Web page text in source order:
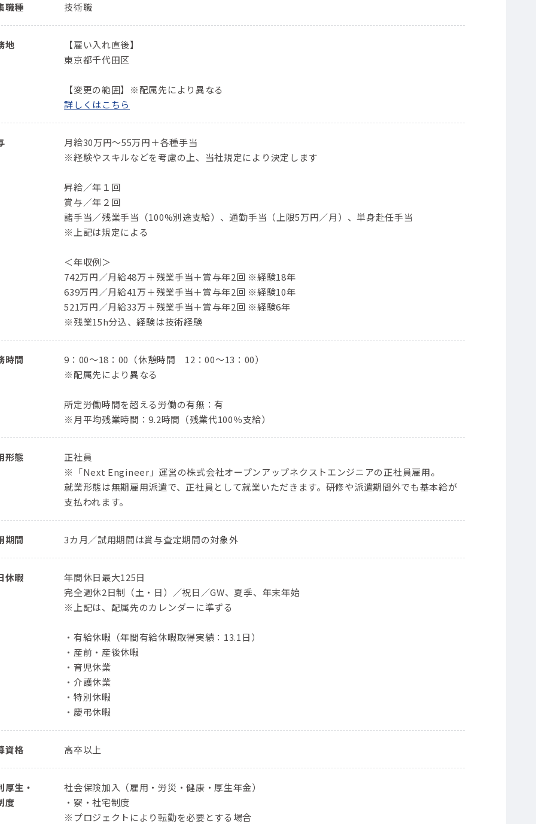
職種 技術職
地
【雇い入れ直後】
東京都千代田区
【変更の範囲】※配属先により異なる
詳しくはこちら
月給30万円～55万円＋各種手当
※経験やスキルなどを考慮の上、当社規定により決定します
昇給／年１回
賞与／年２回
諸手当／残業手当（100%別途支給）、通勤手当（上限5万円／月）、単身赴任手当
※上記は規定による
＜年収例＞
742万円／⽉給48万＋残業⼿当＋賞与年2回 ※経験18年
639万円／⽉給41万＋残業⼿当＋賞与年2回 ※経験10年
521万円／⽉給33万＋残業⼿当＋賞与年2回 ※経験6年
※残業15h分込、経験は技術経験
時間
9：00〜18：00（休憩時間 12：00〜13：00）
※配属先により異なる
所定労働時間を超える労働の有無：有
※月平均残業時間：9.2時間（残業代100％支給）
形態
正社員
※「Next Engineer」運営の株式会社オープンアップネクストエンジニアの正社員雇用。
就業形態は無期雇用派遣で、正社員として就業いただきます。研修や派遣期間外でも基本給が
支払われます。
期間 3カ月／試用期間は賞与査定期間の対象外
休暇
年間休日最大125日
完全週休2日制（土・日）／祝日／GW、夏季、年末年始
※上記は、配属先のカレンダーに準ずる
・有給休暇（年間有給休暇取得実績：13.1日）
・産前・産後休暇
・育児休業
・介護休業
・特別休暇
・慶弔休暇
資格 高卒以上
厚生・
度
社会保険加入（雇用・労災・健康・厚生年金）
・寮・社宅制度
※プロジェクトにより転勤を必要とする場合